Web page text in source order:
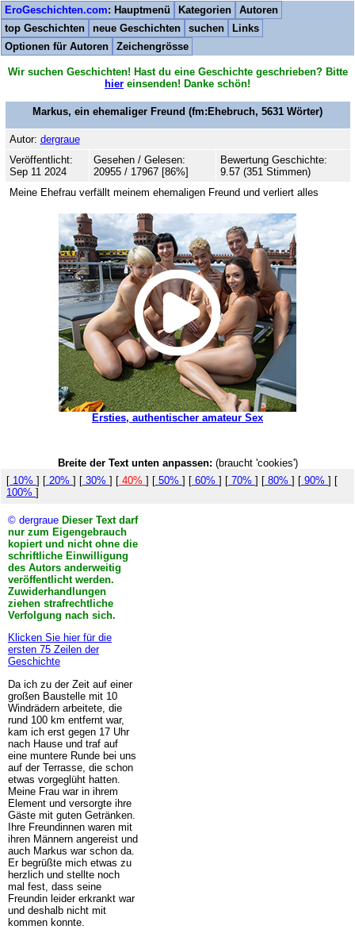
EroGeschichten.com: Hauptmenü Kategorien
Autoren
top Geschichten
neue Geschichten suchen
Links
Optionen für Autoren
Zeichengrösse
Wir suchen Geschichten! Hast du eine Geschichte geschrieben? Bitte
hier einsenden! Danke schön!
Markus, ein ehemaliger Freund (fm:Ehebruch, 5631 Wörter)
Autor: dergraue
Veröffentlicht:
Sep 11 2024
Gesehen / Gelesen:
20955 / 17967 [86%]
Bewertung Geschichte:
9.57 (351 Stimmen)
Meine Ehefrau verfällt meinem ehemaligen Freund und verliert alles
Ersties, authentischer amateur Sex
Breite der Text unten anpassen: (braucht 'cookies')
[ 10% ] [ 20% ] [ 30% ] [ 40% ] [ 50% ] [ 60% ] [ 70% ] [ 80% ] [ 90% ] [
100% ]
© dergraue Dieser Text darf
nur zum Eigengebrauch
kopiert und nicht ohne die
schriftliche Einwilligung
des Autors anderweitig
veröffentlicht werden.
Zuwiderhandlungen
ziehen strafrechtliche
Verfolgung nach sich.
Klicken Sie hier für die
ersten 75 Zeilen der
Geschichte
Da ich zu der Zeit auf einer
großen Baustelle mit 10
Windrädern arbeitete, die
rund 100 km entfernt war,
kam ich erst gegen 17 Uhr
nach Hause und traf auf
eine muntere Runde bei uns
auf der Terrasse, die schon
etwas vorgeglüht hatten.
Meine Frau war in ihrem
Element und versorgte ihre
Gäste mit guten Getränken.
Ihre Freundinnen waren mit
ihren Männern angereist und
auch Markus war schon da.
Er begrüßte mich etwas zu
herzlich und stellte noch
mal fest, dass seine
Freundin leider erkrankt war
und deshalb nicht mit
kommen konnte.